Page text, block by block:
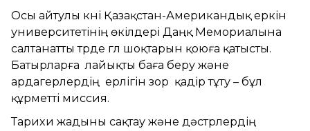
Осы айтулы күні Қазақстан-Американдық еркін
университетінің өкілдері Даңқ Мемориалына
салтанатты түрде гүл шоқтарын қоюға қатысты.
Батырларға лайықты баға беру және
ардагерлердің ерлігін зор қадір тұту – бұл
құрметті миссия.
Тарихи жадыны сақтау және дәстүрлердің